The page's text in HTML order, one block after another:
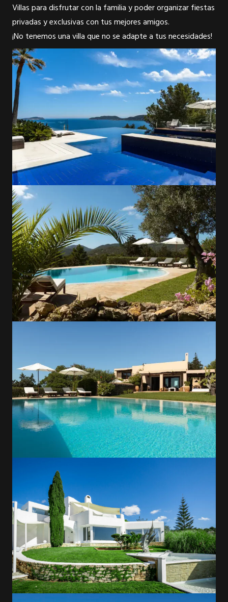
Villas para disfrutar con la familia y poder organizar fiestas
privadas y exclusivas con tus mejores amigos.
¡No tenemos una villa que no se adapte a tus necesidades!